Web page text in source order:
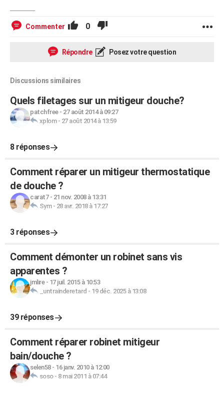
Commenter 0
Répondre Posez votre question
Discussions similaires
Quels filetages sur un mitigeur douche?
patchfree- 27 août 2014 à 09:27
xplom- 27 août 2014 à 13:59
8 réponses
Comment réparer un mitigeur thermostatique
de douche ?
carat7- 21 nov. 2008 à 13:31
Sym- 28 avr. 2018 à 17:27
3 réponses
Comment démonter un robinet sans vis
apparentes ?
jmlire- 17 juil. 2015 à 10:53
_untrainderetard - 19 déc. 2025 à 13:08
39 réponses
Comment réparer robinet mitigeur
bain/douche ?
selen58- 16 janv. 2010 à 12:00
soso- 8 mai 2011 à 07:44